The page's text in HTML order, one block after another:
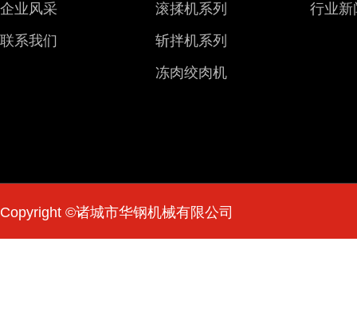
企业风采
联系我们
滚揉机系列
斩拌机系列
冻肉绞肉机
行业新
Copyright ©诸城市华钢机械有限公司